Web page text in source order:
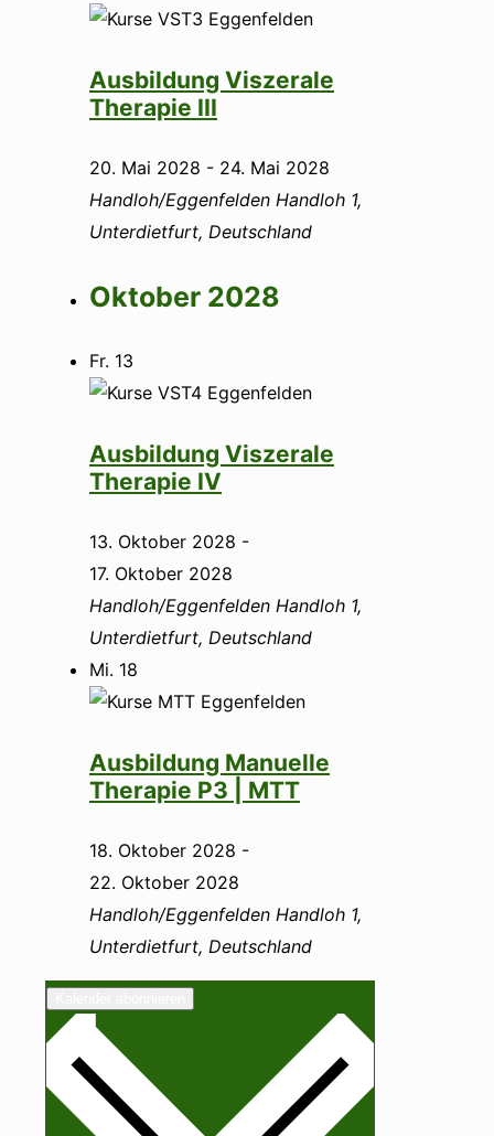
Ausbildung Viszerale
Therapie III
20. Mai 2028 - 24. Mai 2028
Handloh/Eggenfelden Handloh 1,
Unterdietfurt, Deutschland
Oktober 2028
Fr. 13
Ausbildung Viszerale
Therapie IV
13. Oktober 2028 -
17. Oktober 2028
Handloh/Eggenfelden Handloh 1,
Unterdietfurt, Deutschland
Mi. 18
Ausbildung Manuelle
Therapie P3 | MTT
18. Oktober 2028 -
22. Oktober 2028
Handloh/Eggenfelden Handloh 1,
Unterdietfurt, Deutschland